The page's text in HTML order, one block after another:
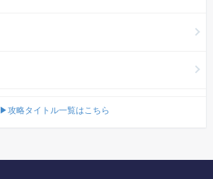
▶攻略タイトル一覧はこちら